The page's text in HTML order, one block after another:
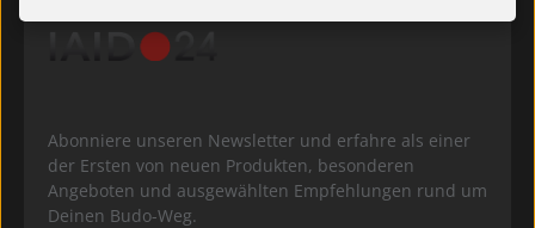
Abonniere unseren Newsletter und erfahre als einer
der Ersten von neuen Produkten, besonderen
Angeboten und ausgewählten Empfehlungen rund um
Deinen Budo-Weg.